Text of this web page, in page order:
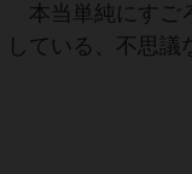
本当単純にすご
している、不思